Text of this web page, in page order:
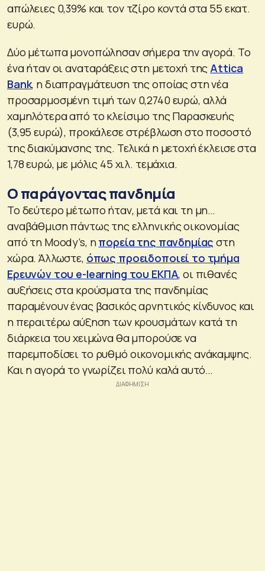
απώλειες 0,39% και τον τζίρο κοντά στα 55 εκατ.
ευρώ.
Δύο μέτωπα μονοπώλησαν σήμερα την αγορά. Το
ένα ήταν οι αναταράξεις στη μετοχή της Attica
Bank, η διαπραγμάτευση της οποίας στη νέα
προσαρμοσμένη τιμή των 0,2740 ευρώ, αλλά
χαμηλότερα από το κλείσιμο της Παρασκευής
(3,95 ευρώ), προκάλεσε στρέβλωση στο ποσοστό
της διακύμανσης της. Τελικά η μετοχή έκλεισε στα
1,78 ευρώ, με μόλις 45 χιλ. τεμάχια.
Ο παράγοντας πανδημία
Το δεύτερο μέτωπο ήταν, μετά και τη μη…
αναβάθμιση πάντως της ελληνικής οικονομίας
από τη Moody’s, ηπορεία της πανδημίας στη
χώρα. Άλλωστε, όπως προειδοποιεί το τμήμα
Ερευνών του e-learning του ΕΚΠΑ, οι πιθανές
αυξήσεις στα κρούσματα της πανδημίας
παραμένουν ένας βασικός αρνητικός κίνδυνος και
η περαιτέρω αύξηση των κρουσμάτων κατά τη
διάρκεια του χειμώνα θα μπορούσε να
παρεμποδίσει το ρυθμό οικονομικής ανάκαμψης.
Και η αγορά το γνωρίζει πολύ καλά αυτό…